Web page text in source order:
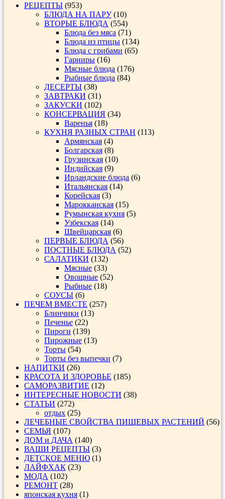
РЕЦЕПТЫ (953)
БЛЮДА НА ПАРУ(10)
ВТОРЫЕ БЛЮДА (554)
Блюда без мяса (71)
Блюда из птицы (134)
Блюда с грибами (65)
Гарниры (16)
Мясные блюда (176)
Рыбные блюда (84)
ДЕСЕРТЫ (38)
ЗАВТРАКИ (31)
ЗАКУСКИ (102)
КОНСЕРВАЦИЯ (34)
Варенья (18)
КУХНЯ РАЗНЫХ СТРАН (113)
Армянская (4)
Болгарская (8)
Грузинская (10)
Индийская (9)
Ирландские блюда (6)
Итальянская (14)
Корейская (3)
Марокканская (15)
Румынская кухня (5)
Узбекская (14)
Швейцарская (6)
ПЕРВЫЕ БЛЮДА (56)
ПОСТНЫЕ БЛЮДА (52)
САЛАТИКИ (132)
Мясные (33)
Овощные (52)
Рыбные (18)
СОУСЫ (6)
ПЕЧЕМ ВМЕСТЕ (257)
Блинчики (13)
Печенье (22)
Пироги (139)
Пирожные (13)
Торты (54)
Торты без выпечки (7)
НАПИТКИ (26)
КРАСОТА И ЗДОРОВЬЕ (185)
САМОРАЗВИТИЕ (12)
ИНТЕРЕСНЫЕ НОВОСТИ (38)
СТАТЬИ (272)
отдых (25)
ЛЕЧЕБНЫЕ СВОЙСТВА ПИЩЕВЫХ РАСТЕНИЙ (56)
СЕМЬЯ (107)
ДОМ и ДАЧА (140)
ВАШИ РЕЦЕПТЫ (3)
ДЕТСКОЕ МЕНЮ (1)
ЛАЙФХАК (23)
МОДА (102)
РЕМОНТ (28)
японская кухня (1)